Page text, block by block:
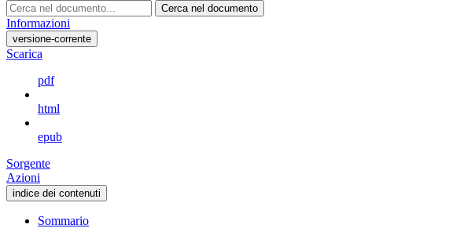
Cerca nel documento
Informazioni
versione-corrente
Scarica
pdf
html
epub
Sorgente
Azioni
indice dei contenuti
Sommario